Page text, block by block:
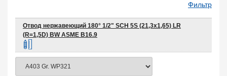
Фильтр
Отвод нержавеющий 180° 1/2" SCH 5S (21,3х1,65) LR
(R=1,5D) BW ASME B16.9